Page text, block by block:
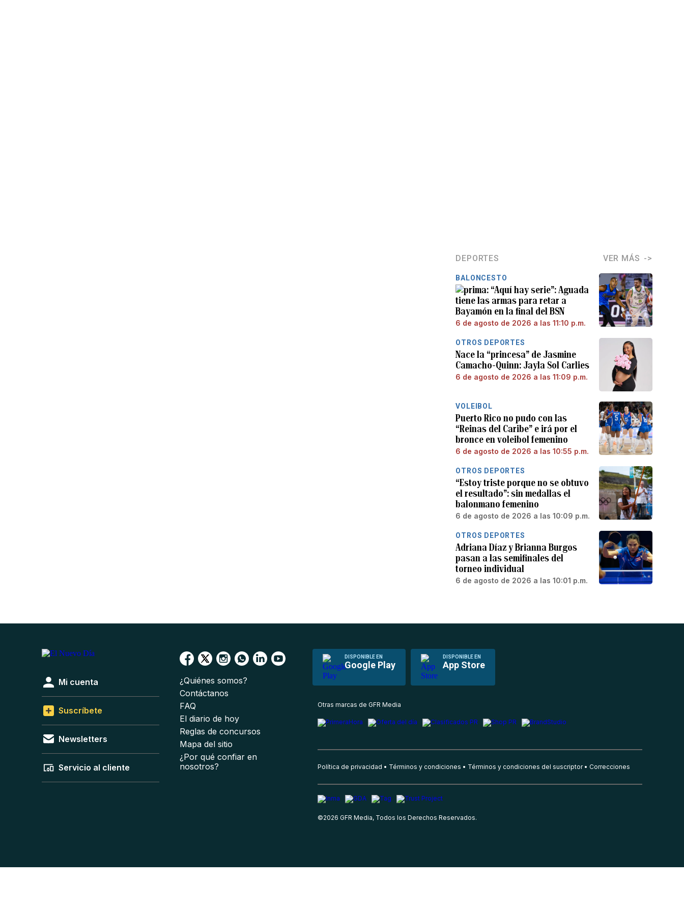
DEPORTES VER MÁS
BALONCESTO
“Aquí hay serie”: Aguada
tiene las armas para retar a
Bayamón en la final del BSN
6 de agosto de 2026 a las 11:10 p.m.
OTROS DEPORTES
Nace la “princesa” de Jasmine
Camacho-Quinn: Jayla Sol Carlies
6 de agosto de 2026 a las 11:09 p.m.
VOLEIBOL
Puerto Rico no pudo con las
“Reinas del Caribe” e irá por el
bronce en voleibol femenino
6 de agosto de 2026 a las 10:55 p.m.
OTROS DEPORTES
“Estoy triste porque no se obtuvo
el resultado”: sin medallas el
balonmano femenino
6 de agosto de 2026 a las 10:09 p.m.
OTROS DEPORTES
Adriana Díaz y Brianna Burgos
pasan a las semifinales del
torneo individual
6 de agosto de 2026 a las 10:01 p.m.
DISPONIBLE EN
Google Play
DISPONIBLE EN
App Store
Mi cuenta
Suscríbete
Newsletters
Servicio al cliente
¿Quiénes somos?
Contáctanos
FAQ
El diario de hoy
Reglas de concursos
Mapa del sitio
¿Por qué confiar en
nosotros?
Otras marcas de GFR Media
Política de privacidad Términos y condiciones Términos y condiciones del suscriptor Correcciones
©2026 GFR Media, Todos los Derechos Reservados.